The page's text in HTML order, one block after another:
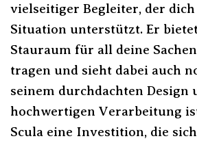
vielseitiger Begleiter, der
Situation unterstützt. Er
Stauraum für all deine
tragen und sieht dabei auch
seinem durchdachten Design
hochwertigen Verarbeitung
Scula eine Investition, die